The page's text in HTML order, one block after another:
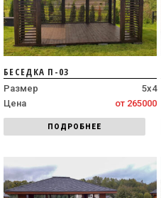
БЕСЕДКА П-03
Размер
5х4
Цена
от 265000
ПОДРОБНЕЕ